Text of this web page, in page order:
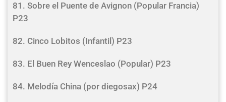
81. Sobre el Puente de Avignon (Popular Francia)
P23
82. Cinco Lobitos (Infantil) P23
83. El Buen Rey Wenceslao (Popular) P23
84. Melodía China (por diegosax) P24